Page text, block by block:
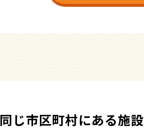
同じ市区町村にある施設